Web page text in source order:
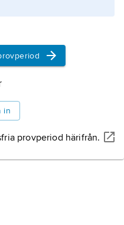
in
provperiod härifrån.